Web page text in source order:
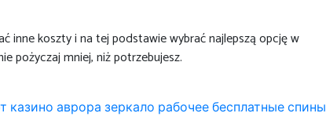
inne koszty i na tej podstawie wybrać najlepszą opcję w
pożyczaj mniej, niż potrzebujesz.
казино аврора зеркало рабочее бесплатные спины